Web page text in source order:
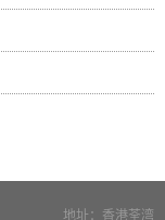
地址：香港荃湾